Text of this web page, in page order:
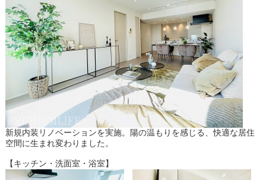
新規内装リノベーションを実施。陽の温もりを感じる、快適な居住
空間に生まれ変わりました。
【キッチン・洗面室・浴室】